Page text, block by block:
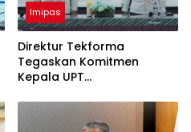
Imipas
Direktur Tekforma
Tegaskan Komitmen
Kepala UPT
Implementasi Program
Akselerasi Menimipas